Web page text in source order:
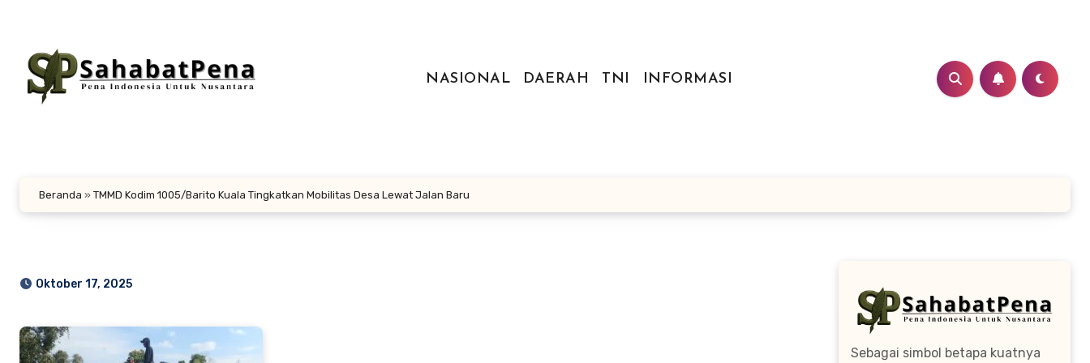
konten
NASIONAL
DAERAH TNI INFORMASI
Beranda » TMMD Kodim 1005/Barito Kuala Tingkatkan Mobilitas Desa Lewat Jalan Baru
Oktober 17, 2025
Sebagai simbol betapa kuatnya